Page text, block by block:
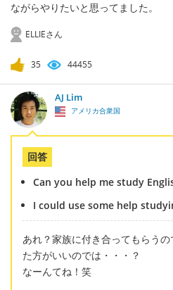
ながらやりたいと思ってました。
ELLIEさん
35 44455
AJ Lim
アメリカ合衆国
回答
Can you help me study
I could use some help
あれ？家族に付き合ってもらう
た方がいいのでは・・・？
なーんてね！笑